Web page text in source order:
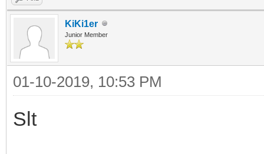
KiKi1er
Junior Member
01-10-2019, 10:53 PM
Slt